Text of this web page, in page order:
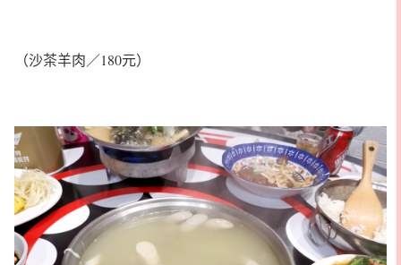
（沙茶羊肉／180元）